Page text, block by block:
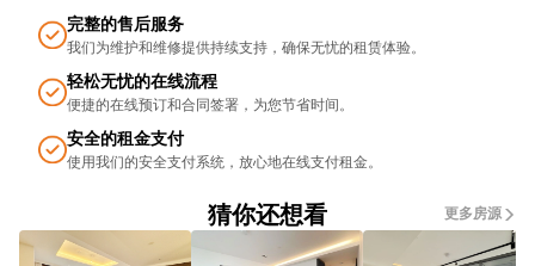
DLR Abbey Road
Milner Road Canning Town Stop C
Godbold Road Stop M
Leywick Street (Stop Q)
完整的售后服务
我们为维护和维修提供持续支持，确保无忧的租​​赁体验。
轻松无忧的在线流程
便捷的在线预订和合同签署，为您节省时间。
安全的租金支付
使用我们的安全支付系统，放心地在线支付租金。
猜你还想看 更多房源